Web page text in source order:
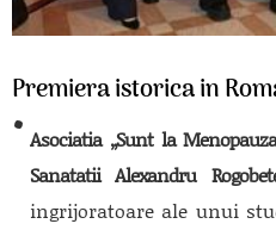
Premiera istorica in
Asociatia „Sunt la
Sanatatii Alexandru
ingrijoratoare ale unui